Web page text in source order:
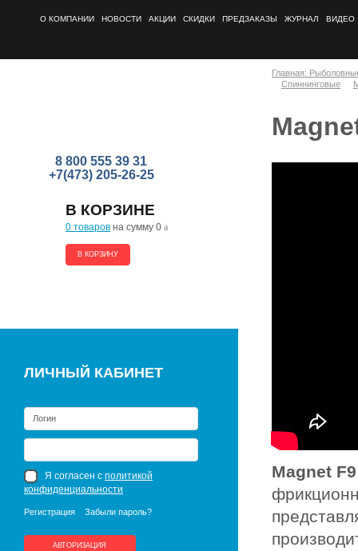
О КОМПАНИИ НОВОСТИ АКЦИИ СКИДКИ ПРЕДЗАКАЗЫ ЖУРНАЛ ВИДЕО
8 800 555 39 31
+7(473) 205-26-25
В КОРЗИНЕ
0 товаров на сумму 0 a
В КОРЗИНУ
ЛИЧНЫЙ КАБИНЕТ
Я согласен с политикой
конфиденциальности
Регистрация Забыли пароль?
АВТОРИЗАЦИЯ
Главная:
Спиннинговые
Magnet F9